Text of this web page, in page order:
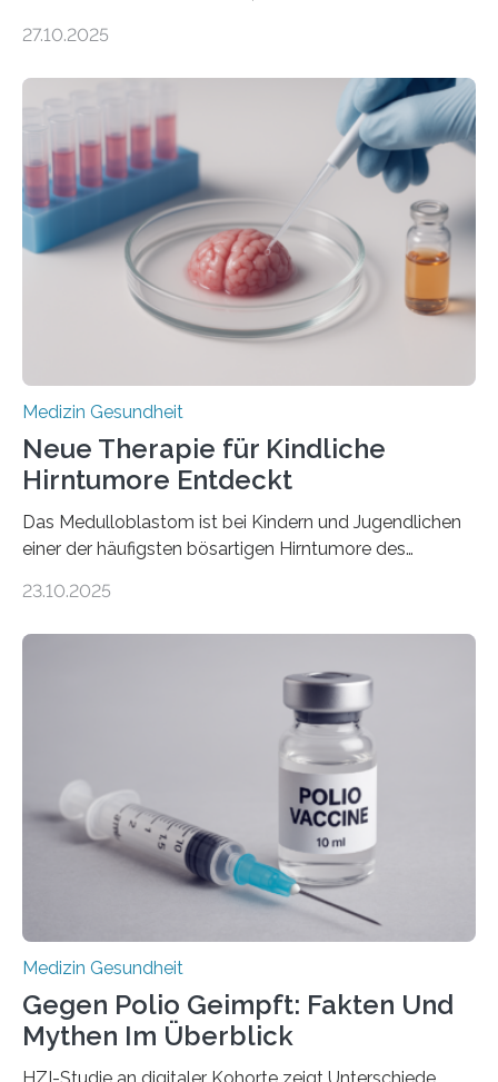
aus dem Deutschen Zentrum für Herzinsuffizienz
im Journal Circulation, warum der Energietransport bei
der Hypertrophen Kardiomyopathie (HCM) versagen
kann und wie sich durch eine Verringerung der
Herzbelastung und des oxidativen Stresses
Rhythmusstörungen reduzieren lassen. Würzburg. Die
hypertrophe Kardiomyopathie (HCM) ist die häufigste
erblich bedingte Herzerkrankung. Sie führt dazu, dass
sich die linke Herzkammer verdickt, der Herzmuskel zu
stark kontrahiert…
27.10.2025
Medizin Gesundheit
Neue Therapie für Kindliche
Hirntumore Entdeckt
Das Medulloblastom ist bei Kindern und Jugendlichen
einer der häufigsten bösartigen Hirntumore des
Betroffenen können mit heutigen Methoden geheilt
Dringend benötigt werden zielgerichtete Therapien, die
nur Tumorschwachstellen angreifen und normales
Gewebe verschonen. Forschende um Daniel Merk vom
Hertie-Institut für klinische Hirnforschung am
Universitätsklinikum Tübingen haben eine solche
Schwachstelle im Erbgut einer Untergruppe des
Medulloblastoms gefunden. Die Wilhelm Sander-
Stiftung unterstützte das Projekt…
23.10.2025
Medizin Gesundheit
Gegen Polio Geimpft: Fakten Und
Mythen Im Überblick
HZI-Studie an digitaler Kohorte zeigt Unterschiede